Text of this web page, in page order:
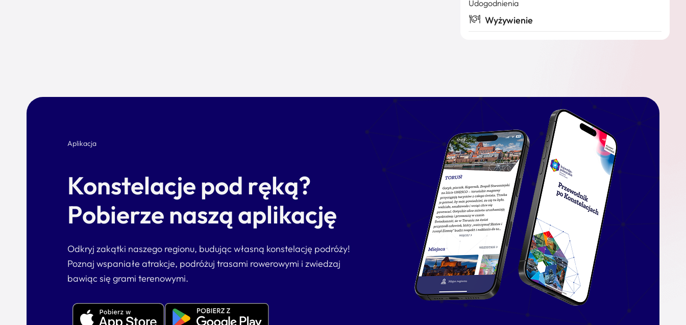
Udogodnienia
Wyżywienie
Aplikacja
Konstelacje pod ręką?
Pobierze naszą aplikację
Odkryj zakątki naszego regionu, budując własną konstelację podróży!
Poznaj wspaniałe atrakcje, podróżuj trasami rowerowymi i zwiedzaj
bawiąc się grami terenowymi.